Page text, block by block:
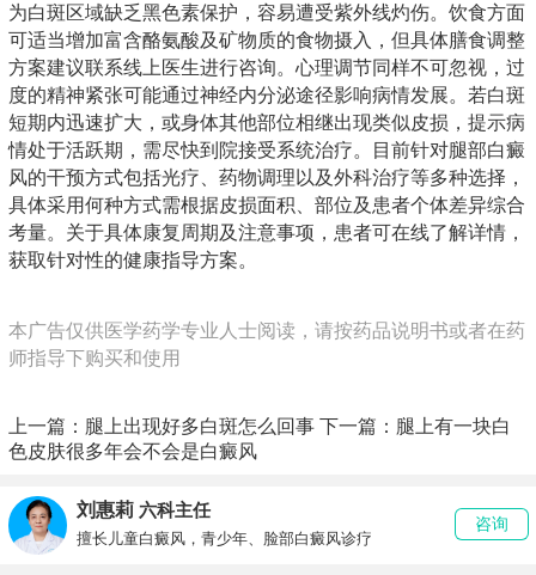
为白斑区域缺乏黑色素保护，容易遭受紫外线灼伤。饮食方面
可适当增加富含酪氨酸及矿物质的食物摄入，但具体膳食调整
方案建议联系线上医生进行咨询。心理调节同样不可忽视，过
度的精神紧张可能通过神经内分泌途径影响病情发展。若白斑
短期内迅速扩大，或身体其他部位相继出现类似皮损，提示病
情处于活跃期，需尽快到院接受系统治疗。目前针对腿部白癜
风的干预方式包括光疗、药物调理以及外科治疗等多种选择，
具体采用何种方式需根据皮损面积、部位及患者个体差异综合
考量。关于具体康复周期及注意事项，患者可在线了解详情，
获取针对性的健康指导方案。
本广告仅供医学药学专业人士阅读，请按药品说明书或者在药
师指导下购买和使用
上一篇： 腿上出现好多白斑怎么回事 下一篇： 腿上有一块白
色皮肤很多年会不会是白癜风
刘惠莉 六科主任
擅长儿童白癜风，青少年、脸部白癜风诊疗
咨询